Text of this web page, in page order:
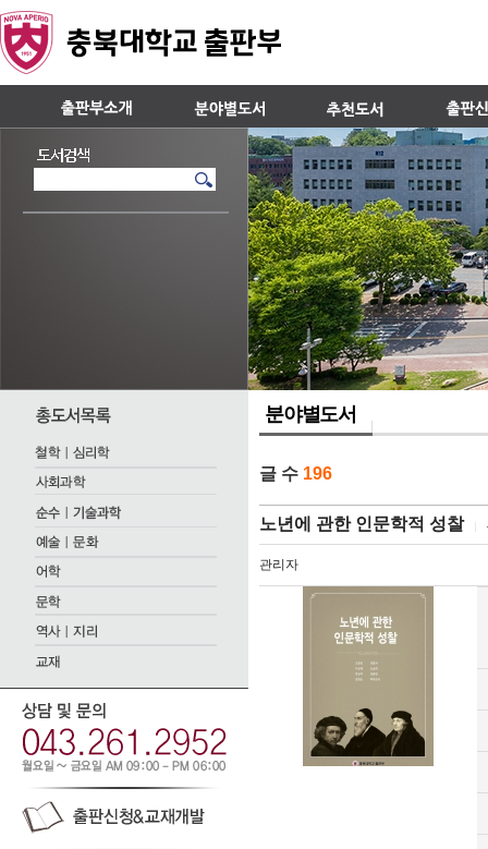
분야별도서
글 수 196
노년에 관한 인문학적 성찰
관리자